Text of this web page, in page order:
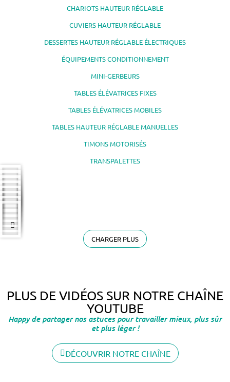
CHARIOTS HAUTEUR RÉGLABLE
CUVIERS HAUTEUR RÉGLABLE
DESSERTES HAUTEUR RÉGLABLE ÉLECTRIQUES
ÉQUIPEMENTS CONDITIONNEMENT
MINI-GERBEURS
TABLES ÉLÉVATRICES FIXES
TABLES ÉLÉVATRICES MOBILES
TABLES HAUTEUR RÉGLABLE MANUELLES
TIMONS MOTORISÉS
TRANSPALETTES
CHARGER PLUS
PLUS DE VIDÉOS SUR NOTRE CHAÎNE
YOUTUBE
Happy de partager nos astuces pour travailler mieux, plus sûr
et plus léger !
DÉCOUVRIR NOTRE CHAÎNE